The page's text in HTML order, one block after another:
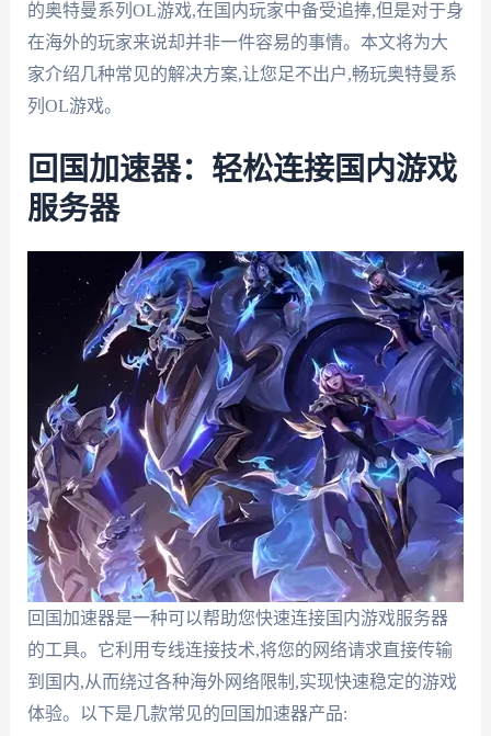
的奥特曼系列OL游戏,在国内玩家中备受追捧,但是对于身
在海外的玩家来说却并非一件容易的事情。本文将为大
家介绍几种常见的解决方案,让您足不出户,畅玩奥特曼系
列OL游戏。
回国加速器：轻松连接国内游戏
服务器
回国加速器是一种可以帮助您快速连接国内游戏服务器
的工具。它利用专线连接技术,将您的网络请求直接传输
到国内,从而绕过各种海外网络限制,实现快速稳定的游戏
体验。以下是几款常见的回国加速器产品: